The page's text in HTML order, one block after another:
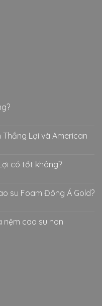
Lợi và American
có tốt không?
su Foam Đông Á Gold?
nệm cao su non